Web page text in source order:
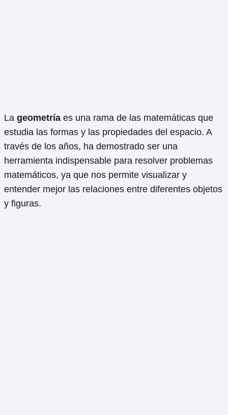
La geometría es una rama de las matemáticas que
estudia las formas y las propiedades del espacio. A
través de los años, ha demostrado ser una
herramienta indispensable para resolver problemas
matemáticos, ya que nos permite visualizar y
entender mejor las relaciones entre diferentes objetos
y figuras.